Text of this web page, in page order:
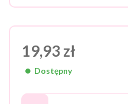
19,93 zł
Dostępny